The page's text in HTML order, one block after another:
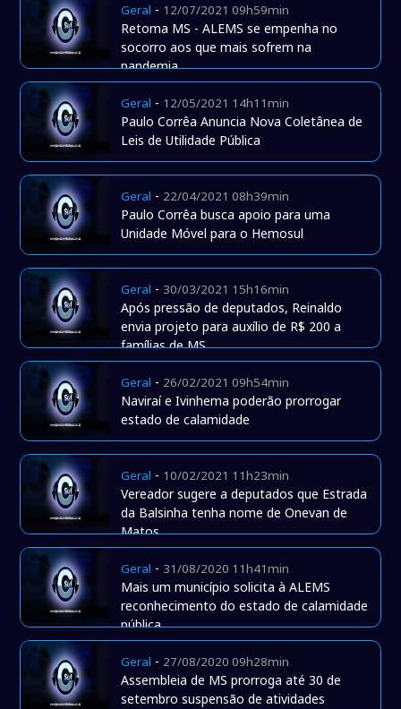
Geral - 12/07/2021 09h59min
Retoma MS - ALEMS se empenha no
socorro aos que mais sofrem na
pandemia
Geral - 12/05/2021 14h11min
Paulo Corrêa Anuncia Nova Coletânea de
Leis de Utilidade Pública
Geral - 22/04/2021 08h39min
Paulo Corrêa busca apoio para uma
Unidade Móvel para o Hemosul
Geral - 30/03/2021 15h16min
Após pressão de deputados, Reinaldo
envia projeto para auxílio de R$ 200 a
famílias de MS
Geral - 26/02/2021 09h54min
Naviraí e Ivinhema poderão prorrogar
estado de calamidade
Geral - 10/02/2021 11h23min
Vereador sugere a deputados que Estrada
da Balsinha tenha nome de Onevan de
Matos
Geral - 31/08/2020 11h41min
Mais um município solicita à ALEMS
reconhecimento do estado de calamidade
pública
Geral - 27/08/2020 09h28min
Assembleia de MS prorroga até 30 de
setembro suspensão de atividades